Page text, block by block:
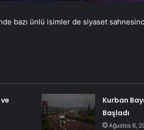
bazı ünlü isimler de siyaset
Kurban
Başladı
Ağustos 6,